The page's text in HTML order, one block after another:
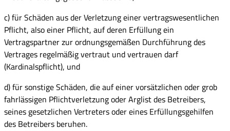
c) für Schäden aus der Verletzung einer vertragswesentlichen
Pflicht, also einer Pflicht, auf deren Erfüllung ein
Vertragspartner zur ordnungsgemäßen Durchführung des
Vertrages regelmäßig vertraut und vertrauen darf
(Kardinalspflicht), und
d) für sonstige Schäden, die auf einer vorsätzlichen oder grob
fahrlässigen Pflichtverletzung oder Arglist des Betreibers,
seines gesetzlichen Vertreters oder eines Erfüllungsgehilfen
des Betreibers beruhen.